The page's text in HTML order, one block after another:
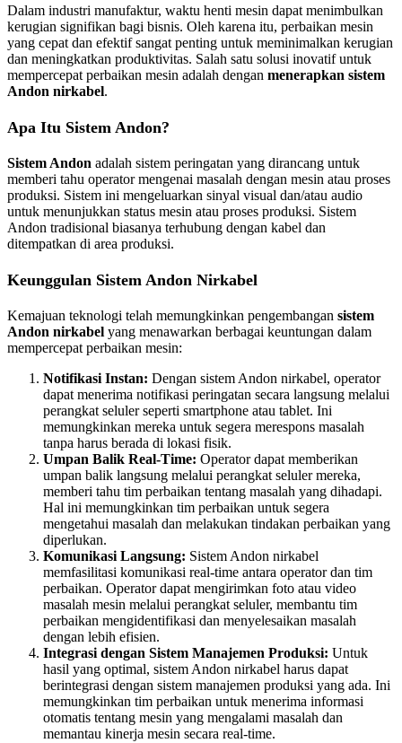
Dalam industri manufaktur, waktu henti mesin dapat menimbulkan
kerugian signifikan bagi bisnis. Oleh karena itu, perbaikan mesin
yang cepat dan efektif sangat penting untuk meminimalkan kerugian
dan meningkatkan produktivitas. Salah satu solusi inovatif untuk
mempercepat perbaikan mesin adalah dengan menerapkan sistem
Andon nirkabel.
Apa Itu Sistem Andon?
Sistem Andon adalah sistem peringatan yang dirancang untuk
memberi tahu operator mengenai masalah dengan mesin atau proses
produksi. Sistem ini mengeluarkan sinyal visual dan/atau audio
untuk menunjukkan status mesin atau proses produksi. Sistem
Andon tradisional biasanya terhubung dengan kabel dan
ditempatkan di area produksi.
Keunggulan Sistem Andon Nirkabel
Kemajuan teknologi telah memungkinkan pengembangan sistem
Andon nirkabel yang menawarkan berbagai keuntungan dalam
mempercepat perbaikan mesin:
Notifikasi Instan: Dengan sistem Andon nirkabel, operator
dapat menerima notifikasi peringatan secara langsung melalui
perangkat seluler seperti smartphone atau tablet. Ini
memungkinkan mereka untuk segera merespons masalah
tanpa harus berada di lokasi fisik.
Umpan Balik Real-Time: Operator dapat memberikan
umpan balik langsung melalui perangkat seluler mereka,
memberi tahu tim perbaikan tentang masalah yang dihadapi.
Hal ini memungkinkan tim perbaikan untuk segera
mengetahui masalah dan melakukan tindakan perbaikan yang
diperlukan.
Komunikasi Langsung: Sistem Andon nirkabel
memfasilitasi komunikasi real-time antara operator dan tim
perbaikan. Operator dapat mengirimkan foto atau video
masalah mesin melalui perangkat seluler, membantu tim
perbaikan mengidentifikasi dan menyelesaikan masalah
dengan lebih efisien.
Integrasi dengan Sistem Manajemen Produksi: Untuk
hasil yang optimal, sistem Andon nirkabel harus dapat
berintegrasi dengan sistem manajemen produksi yang ada. Ini
memungkinkan tim perbaikan untuk menerima informasi
otomatis tentang mesin yang mengalami masalah dan
memantau kinerja mesin secara real-time.